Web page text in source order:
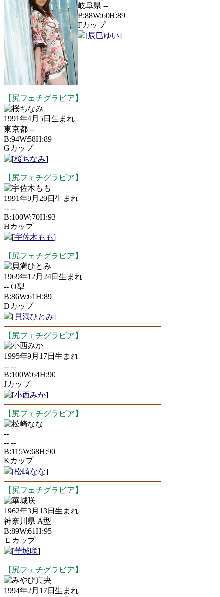
岐阜県 --
B:88W:60H:89
Fカップ
[辰巳ゆい]
【尻フェチグラビア】
桜ちなみ
1991年4月5日生まれ
東京都 --
B:94W:58H:89
Gカップ
[桜ちなみ]
【尻フェチグラビア】
宇佐木もも
1991年9月29日生まれ
-- --
B:100W:70H:93
Hカップ
[宇佐木もも]
【尻フェチグラビア】
貝満ひとみ
1969年12月24日生まれ
-- O型
B:86W:61H:89
Dカップ
[貝満ひとみ]
【尻フェチグラビア】
小西みか
1995年9月17日生まれ
-- --
B:100W:64H:90
Jカップ
[小西みか]
【尻フェチグラビア】
松崎なな
--
-- --
B:115W:68H:90
Kカップ
[松崎なな]
【尻フェチグラビア】
華城咲
1962年3月13日生まれ
神奈川県 A型
B:89W:61H:95
Ｅカップ
[華城咲]
【尻フェチグラビア】
みやび真央
1994年2月17日生まれ